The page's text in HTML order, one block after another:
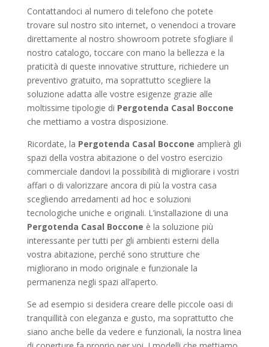
Contattandoci al numero di telefono che potete
trovare sul nostro sito internet, o venendoci a trovare
direttamente al nostro showroom potrete sfogliare il
nostro catalogo, toccare con mano la bellezza e la
praticità di queste innovative strutture, richiedere un
preventivo gratuito, ma soprattutto scegliere la
soluzione adatta alle vostre esigenze grazie alle
moltissime tipologie di Pergotenda Casal Boccone
che mettiamo a vostra disposizione.
Ricordate, la Pergotenda Casal Boccone amplierà gli
spazi della vostra abitazione o del vostro esercizio
commerciale dandovi la possibilità di migliorare i vostri
affari o di valorizzare ancora di più la vostra casa
scegliendo arredamenti ad hoc e soluzioni
tecnologiche uniche e originali. L’installazione di una
Pergotenda Casal Boccone è la soluzione più
interessante per tutti per gli ambienti esterni della
vostra abitazione, perché sono strutture che
migliorano in modo originale e funzionale la
permanenza negli spazi all’aperto.
Se ad esempio si desidera creare delle piccole oasi di
tranquillità con eleganza e gusto, ma soprattutto che
siano anche belle da vedere e funzionali, la nostra linea